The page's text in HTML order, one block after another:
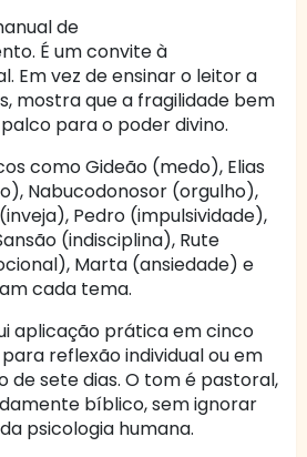
de
É um convite à
Em vez de ensinar o leitor a
mostra que a fragilidade bem
para o poder divino.
como Gideão (medo), Elias
Nabucodonosor (orgulho),
Pedro (impulsividade),
(indisciplina), Rute
Marta (ansiedade) e
cada tema.
aplicação prática em cinco
reflexão individual ou em
de sete dias. O tom é pastoral,
bíblico, sem ignorar
psicologia humana.